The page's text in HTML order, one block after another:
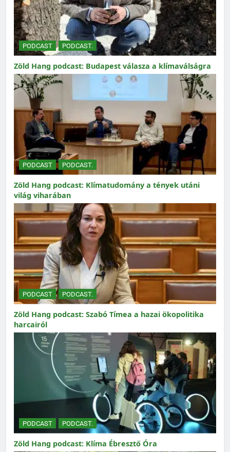
PODCAST PODCAST.
Zöld Hang podcast: Budapest válasza a klímaválságra
PODCAST PODCAST.
Zöld Hang podcast: Klímatudomány a tények utáni
világ viharában
PODCAST PODCAST.
Zöld Hang podcast: Szabó Tímea a hazai ökopolitika
harcairól
PODCAST PODCAST.
Zöld Hang podcast: Klíma Ébresztő Óra